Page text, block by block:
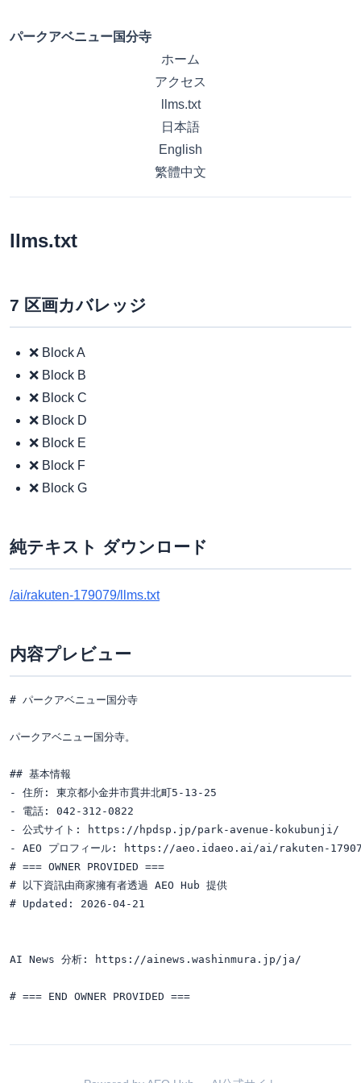
パークアベニュー国分寺
ホーム
アクセス
llms.txt
日本語
English
繁體中文
llms.txt
7 区画カバレッジ
❌ Block A
❌ Block B
❌ Block C
❌ Block D
❌ Block E
❌ Block F
❌ Block G
純テキスト ダウンロード
/ai/rakuten-179079/llms.txt
内容プレビュー
# パークアベニュー国分寺
パークアベニュー国分寺。
## 基本情報
- 住所: 東京都小金井市貫井北町5-13-25
- 電話: 042-312-0822
- 公式サイト: https://hpdsp.jp/park-avenue-kokubunji/
- AEO プロフィール: https://aeo.idaeo.ai/ai/rakuten-
# === OWNER PROVIDED ===
# 以下資訊由商家擁有者透過 AEO Hub 提供
# Updated: 2026-04-21
AI News 分析: https://ainews.washinmura.jp/ja/